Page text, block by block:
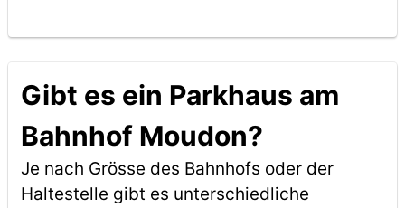
Gibt es ein Parkhaus am
Bahnhof Moudon?
Je nach Grösse des Bahnhofs oder der
Haltestelle gibt es unterschiedliche